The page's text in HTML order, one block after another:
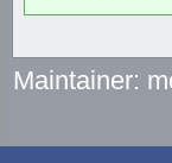
Maintainer: